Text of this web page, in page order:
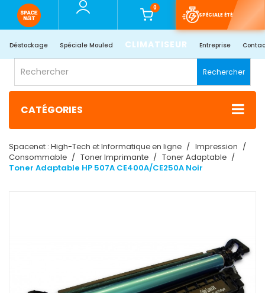
0
SPÉCIALE ÉTÉ
Déstockage Spéciale Mouled CLIMATISEUR Entreprise
Rechercher
CATÉGORIES
Spacenet : High-Tech et Informatique en ligne
Impression
Consommable
Toner Imprimante
Toner Adaptable
Toner Adaptable HP 507A CE400A/CE250A Noir